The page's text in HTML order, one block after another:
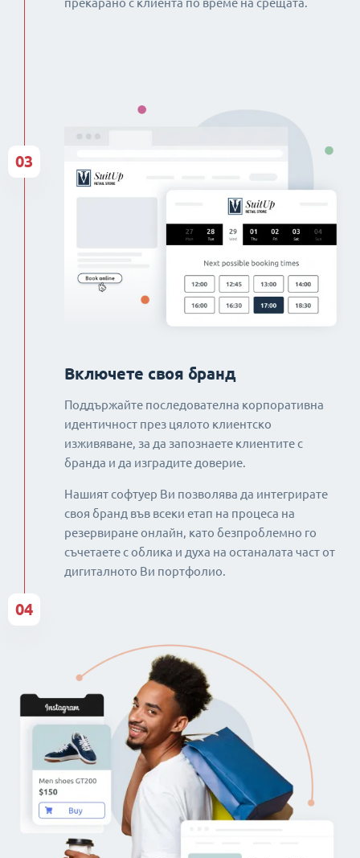
прекарано с клиента по време на срещата.
Включете своя бранд
Поддържайте последователна корпоративна
идентичност през цялото клиентско
изживяване, за да запознаете клиентите с
бранда и да изградите доверие.
Нашият софтуер Ви позволява да интегрирате
своя бранд във всеки етап на процеса на
резервиране онлайн, като безпроблемно го
съчетаете с облика и духа на останалата част от
дигиталното Ви портфолио.
03
04